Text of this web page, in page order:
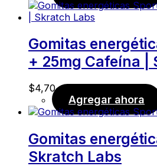
Gomitas
+ 25mg Cafeína |
$4,70
Agregar ahora
Gomitas
Skratch Labs